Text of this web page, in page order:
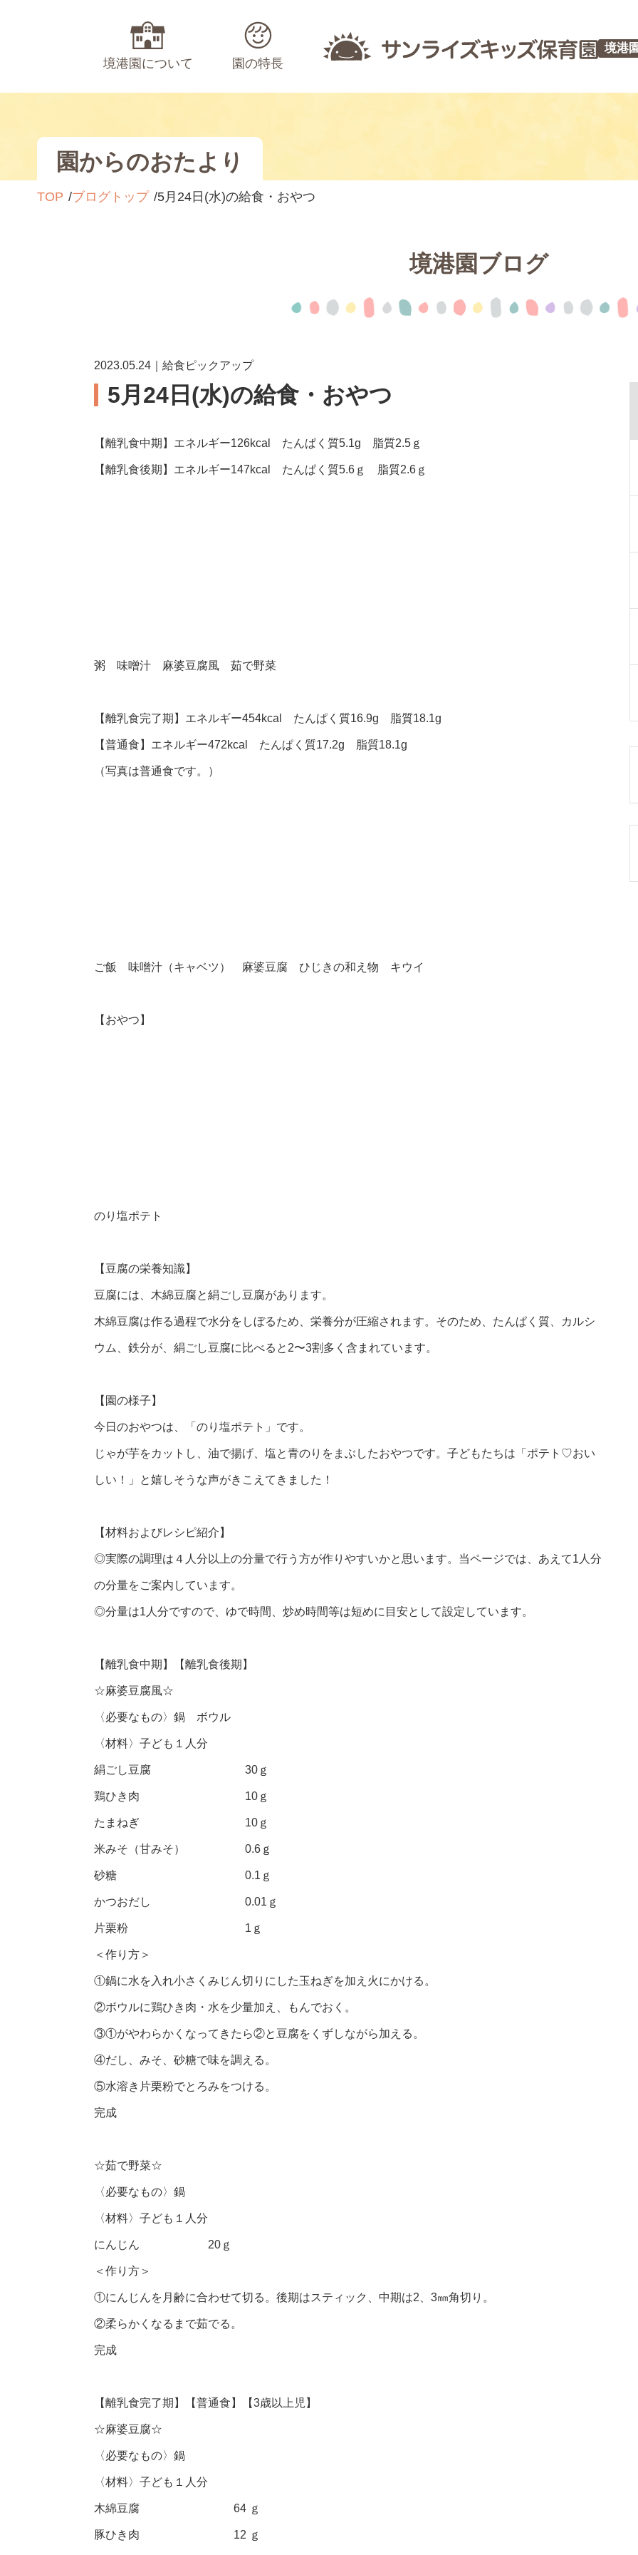
境港園について 園の特長
境港
園からのおたより
TOP ブログトップ 5月24日(水)の給食・おやつ
境港園ブログ
2023.05.24｜給食ピックアップ
5月24日(水)の給食・おやつ
【離乳食中期】エネルギー126kcal たんぱく質5.1g 脂質2.5ｇ
【離乳食後期】エネルギー147kcal たんぱく質5.6ｇ 脂質2.6ｇ
粥 味噌汁 麻婆豆腐風 茹で野菜
【離乳食完了期】エネルギー454kcal たんぱく質16.9g 脂質18.1g
【普通食】エネルギー472kcal たんぱく質17.2g 脂質18.1g
（写真は普通食です。）
ご飯 味噌汁（キャベツ） 麻婆豆腐 ひじきの和え物 キウイ
【おやつ】
のり塩ポテト
【豆腐の栄養知識】
豆腐には、木綿豆腐と絹ごし豆腐があります。
木綿豆腐は作る過程で水分をしぼるため、栄養分が圧縮されます。そのため、たんぱく質、カルシ
ウム、鉄分が、絹ごし豆腐に比べると2〜3割多く含まれています。
【園の様子】
今日のおやつは、「のり塩ポテト」です。
じゃが芋をカットし、油で揚げ、塩と青のりをまぶしたおやつです。子どもたちは「ポテト♡おい
しい！」と嬉しそうな声がきこえてきました！
【材料およびレシピ紹介】
◎実際の調理は４人分以上の分量で行う方が作りやすいかと思います。当ページでは、あえて1人分
の分量をご案内しています。
◎分量は1人分ですので、ゆで時間、炒め時間等は短めに目安として設定しています。
【離乳食中期】【離乳食後期】
☆麻婆豆腐風☆
〈必要なもの〉鍋 ボウル
〈材料〉子ども１人分
絹ごし豆腐 30ｇ
鶏ひき肉 10ｇ
たまねぎ 10ｇ
米みそ（甘みそ） 0.6ｇ
砂糖 0.1ｇ
かつおだし 0.01ｇ
片栗粉 1ｇ
＜作り方＞
①鍋に水を入れ小さくみじん切りにした玉ねぎを加え火にかける。
②ボウルに鶏ひき肉・水を少量加え、もんでおく。
③①がやわらかくなってきたら②と豆腐をくずしながら加える。
④だし、みそ、砂糖で味を調える。
⑤水溶き片栗粉でとろみをつける。
完成
☆茹で野菜☆
〈必要なもの〉鍋
〈材料〉子ども１人分
にんじん 20ｇ
＜作り方＞
①にんじんを月齢に合わせて切る。後期はスティック、中期は2、3㎜角切り。
②柔らかくなるまで茹でる。
完成
【離乳食完了期】【普通食】【3歳以上児】
☆麻婆豆腐☆
〈必要なもの〉鍋
〈材料〉子ども１人分
木綿豆腐 64 ｇ
豚ひき肉 12 ｇ